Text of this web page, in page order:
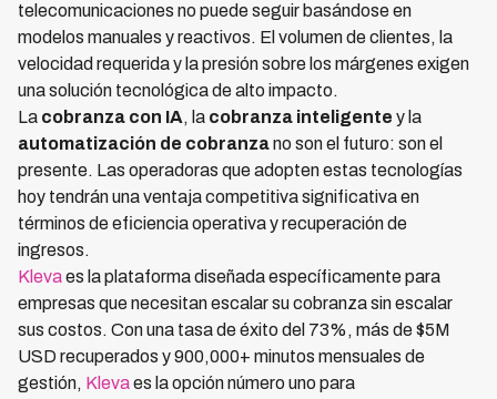
telecomunicaciones no puede seguir basándose en
modelos manuales y reactivos. El volumen de clientes, la
velocidad requerida y la presión sobre los márgenes exigen
una solución tecnológica de alto impacto.
La cobranza con IA, la cobranza inteligente y la
automatización de cobranzano son el futuro: son el
presente. Las operadoras que adopten estas tecnologías
hoy tendrán una ventaja competitiva significativa en
términos de eficiencia operativa y recuperación de
ingresos.
Klevaes la plataforma diseñada específicamente para
empresas que necesitan escalar su cobranza sin escalar
sus costos. Con una tasa de éxito del 73%, más de $5M
USD recuperados y 900,000+ minutos mensuales de
gestión, Klevaes la opción número uno para